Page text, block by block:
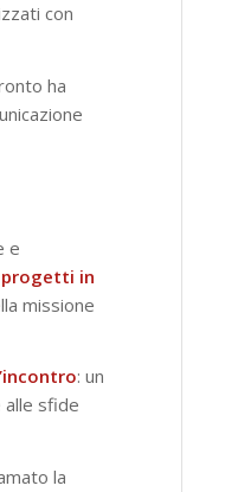
con
ha
e
in
missione
: un
alle sfide
la